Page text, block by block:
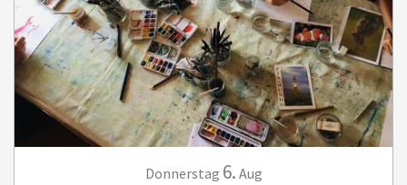
Donnerstag 6. Aug